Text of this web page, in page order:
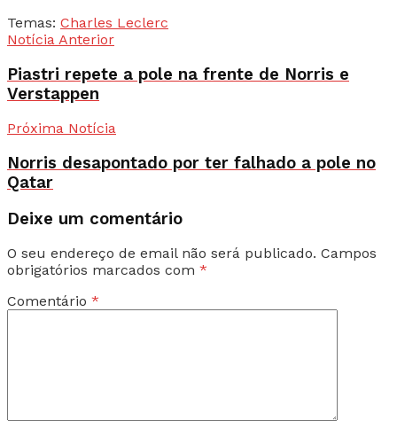
Temas: Charles Leclerc
Notícia Anterior
Piastri repete a pole na frente de Norris e
Verstappen
Próxima Notícia
Norris desapontado por ter falhado a pole no
Qatar
Deixe um comentário
O seu endereço de email não será publicado. Campos
obrigatórios marcados com *
Comentário *